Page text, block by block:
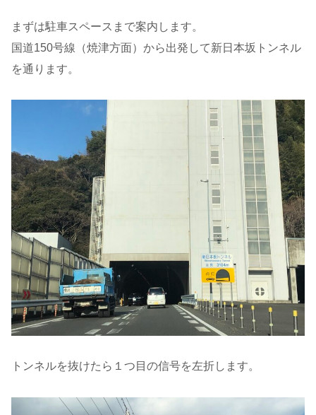
まずは駐車スペースまで案内します。
国道150号線（焼津方面）から出発して新日本坂トンネル
を通ります。
トンネルを抜けたら１つ目の信号を左折します。